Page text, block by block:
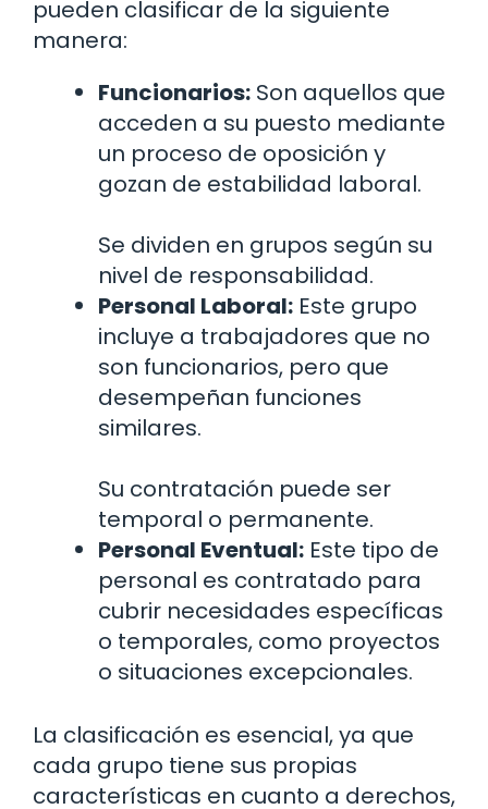
pueden clasificar de la siguiente
manera:
Funcionarios: Son aquellos que
acceden a su puesto mediante
un proceso de oposición y
gozan de estabilidad laboral.
Se dividen en grupos según su
nivel de responsabilidad.
Personal Laboral: Este grupo
incluye a trabajadores que no
son funcionarios, pero que
desempeñan funciones
similares.
Su contratación puede ser
temporal o permanente.
Personal Eventual: Este tipo de
personal es contratado para
cubrir necesidades específicas
o temporales, como proyectos
o situaciones excepcionales.
La clasificación es esencial, ya que
cada grupo tiene sus propias
características en cuanto a derechos,